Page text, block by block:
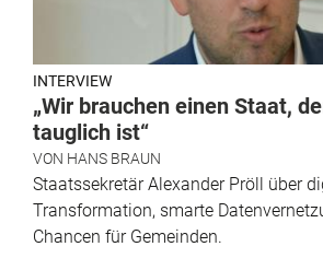
INTERVIEW
„Wir brauchen einen Staat,
tauglich ist“
VON HANS BRAUN
Staatssekretär Alexander Pröll über
Transformation, smarte
Chancen für Gemeinden.